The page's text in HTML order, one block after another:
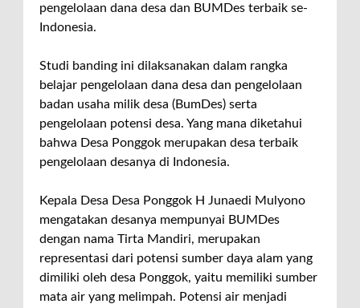
pengelolaan dana desa dan BUMDes terbaik se-
Indonesia.
Studi banding ini dilaksanakan dalam rangka
belajar pengelolaan dana desa dan pengelolaan
badan usaha milik desa (BumDes) serta
pengelolaan potensi desa. Yang mana diketahui
bahwa Desa Ponggok merupakan desa terbaik
pengelolaan desanya di Indonesia.
Kepala Desa Desa Ponggok H Junaedi Mulyono
mengatakan desanya mempunyai BUMDes
dengan nama Tirta Mandiri, merupakan
representasi dari potensi sumber daya alam yang
dimiliki oleh desa Ponggok, yaitu memiliki sumber
mata air yang melimpah. Potensi air menjadi